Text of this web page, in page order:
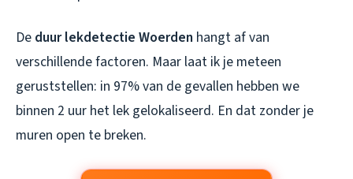
De duur lekdetectie Woerden hangt af van
verschillende factoren. Maar laat ik je meteen
geruststellen: in 97% van de gevallen hebben we
binnen 2 uur het lek gelokaliseerd. En dat zonder je
muren open te breken.